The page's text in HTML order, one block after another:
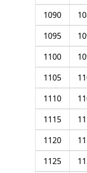
1090
1095
1100
1105
1110
1115
1120
1125